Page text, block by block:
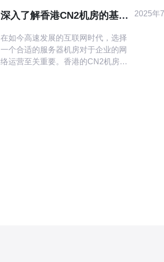
中心，能显著降低丢包率与抖动，适
合延迟敏感
深入了解香港CN2机房的基础
在如今高速发展的互联网时代，选择
一个合适的服务器机房对于企业的网
络运营至关重要。香港的CN2机房以
2025年